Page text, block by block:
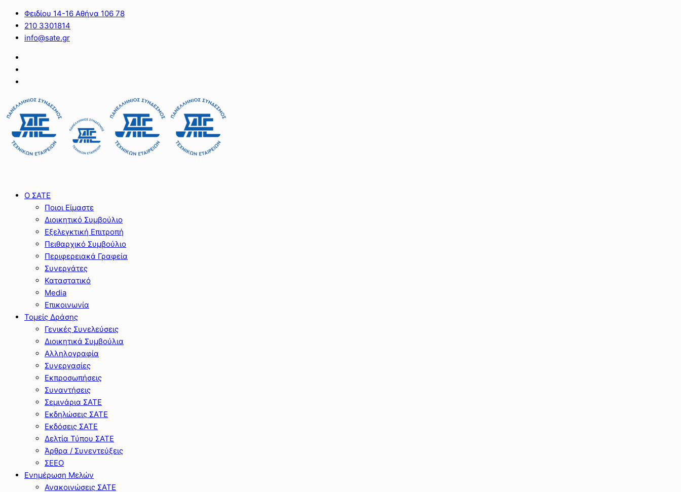
Φειδίου 14-16 Αθήνα 106 78
210 3301814
info@sate.gr
Ο ΣΑΤΕ
Ποιοι Είμαστε
Διοικητικό Συμβούλιο
Εξελεγκτική Επιτροπή
Πειθαρχικό Συμβούλιο
Περιφερειακά Γραφεία
Συνεργάτες
Καταστατικό
Media
Επικοινωνία
Τομείς Δράσης
Γενικές Συνελεύσεις
Διοικητικά Συμβούλια
Αλληλογραφία
Συνεργασίες
Εκπροσωπήσεις
Συναντήσεις
Σεμινάρια ΣΑΤΕ
Εκδηλώσεις ΣΑΤΕ
Εκδόσεις ΣΑΤΕ
Δελτία Τύπου ΣΑΤΕ
Άρθρα / Συνεντεύξεις
ΣΕΕΟ
Ενημέρωση Μελών
Ανακοινώσεις ΣΑΤΕ